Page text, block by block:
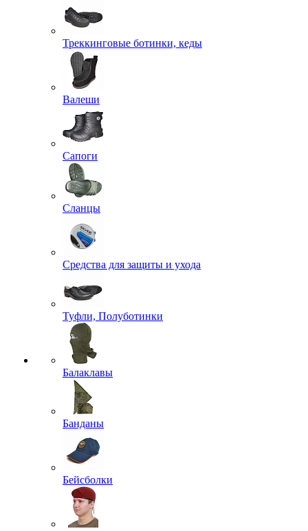
Треккинговые ботинки, кеды
Валеши
Сапоги
Сланцы
Средства для защиты и ухода
Туфли, Полуботинки
Балаклавы
Банданы
Бейсболки